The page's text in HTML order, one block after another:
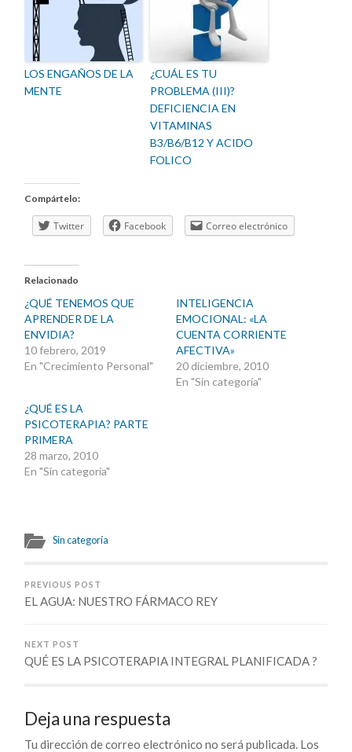
LOS ENGAÑOS DE LA
MENTE
¿CUÁL ES TU
PROBLEMA (III)?
DEFICIENCIA EN
VITAMINAS
B3/B6/B12 Y ACIDO
FOLICO
Compártelo:
Twitter Facebook Correo electrónico
Relacionado
¿QUÉ TENEMOS QUE
APRENDER DE LA
ENVIDIA?
10 febrero, 2019
En "Crecimiento Personal"
INTELIGENCIA
EMOCIONAL: «LA
CUENTA CORRIENTE
AFECTIVA»
20 diciembre, 2010
En "Sin categoría"
¿QUÉ ES LA
PSICOTERAPIA? PARTE
PRIMERA
28 marzo, 2010
En "Sin categoría"
Sin categoría
PREVIOUS POST
EL AGUA: NUESTRO FÁRMACO REY
NEXT POST
QUÉ ES LA PSICOTERAPIA INTEGRAL PLANIFICADA ?
Deja una respuesta
Tu dirección de correo electrónico no será publicada. Los